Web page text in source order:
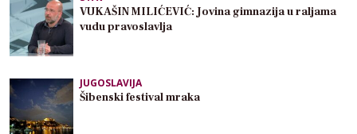
VUKAŠIN MILIĆEVIĆ: Jovina gimnazija u raljama
vudu pravoslavlja
JUGOSLAVIJA
Šibenski festival mraka